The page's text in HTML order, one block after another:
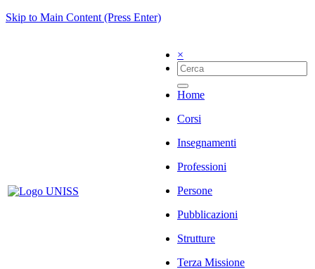
Skip to Main Content (Press Enter)
×
Home
Corsi
Insegnamenti
Professioni
Persone
Pubblicazioni
Strutture
Terza Missione